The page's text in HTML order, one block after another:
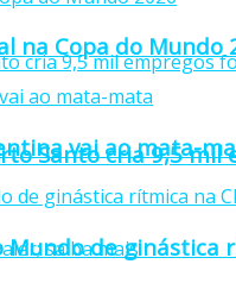
Santo cria 9,5 mil
na Copa do Mundo
vai ao mata-
Mundo de ginástica